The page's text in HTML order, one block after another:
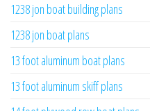
1238 jon boat building plans
1238 jon boat plans
13 foot aluminum boat plans
13 foot aluminum skiff plans